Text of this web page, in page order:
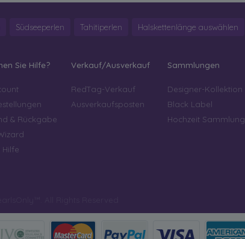
Südseeperlen Tahitiperlen Halskettenlänge auswählen
Sie Hilfe?
& Rückgabe
Hilfe
Verkauf/Ausverkauf
RedTag-Verkauf
Ausverkaufsposten
Sammlungen
Designer-Kollektion
Black Label
Hochzeit Sammlung